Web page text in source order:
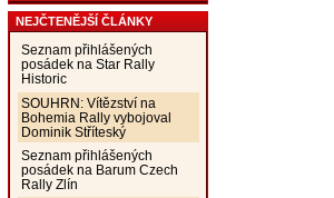
NEJČTENĚJŠÍ ČLÁNKY
Seznam přihlášených
posádek na Star Rally
Historic
SOUHRN: Vítězství na
Bohemia Rally vybojoval
Dominik Stříteský
Seznam přihlášených
posádek na Barum Czech
Rally Zlín